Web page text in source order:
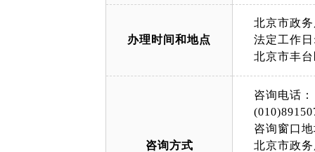
办理时间和地点
北京市政
法定工作
北京市丰
咨询方式
咨询电话：
咨询窗口
北京市政